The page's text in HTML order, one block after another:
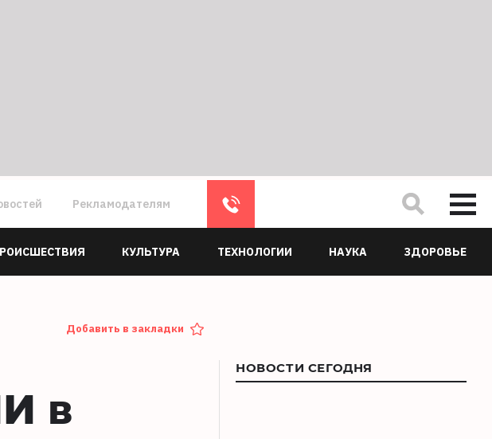
Рекламодателям
КУЛЬТУРА ТЕХНОЛОГИИ НАУКА ЗДОРОВЬЕ
Добавить в закладки
в
НОВОСТИ СЕГОДНЯ